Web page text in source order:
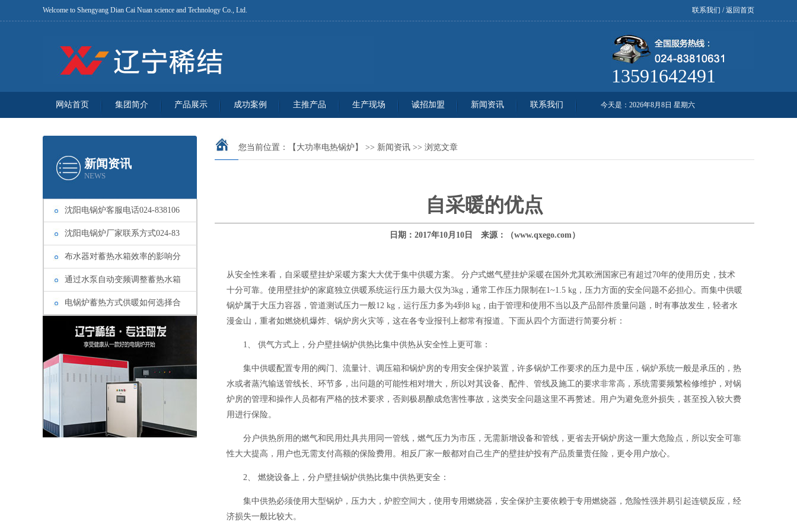
Welcome to Shengyang Dian Cai Nuan science and Technology Co., Ltd. 联系我们 /返回首页
13591642491
网站首页 集团简介 产品展示 成功案例 主推产品 生产现场 诚招加盟 新闻资讯 联系我们 今天是： 2026年8月8日 星期六
新闻资讯
NEWS
沈阳电锅炉客服电话024-838106
沈阳电锅炉厂家联系方式024-83
布水器对蓄热水箱效率的影响分
通过水泵自动变频调整蓄热水箱
电锅炉蓄热方式供暖如何选择合
您当前位置： 【大功率电热锅炉】 >> 新闻资讯 >> 浏览文章
自采暖的优点
日期：2017年10月10日 来源：（www.qxego.com）
从安全性来看，自采暖壁挂炉采暖方案大大优于集中供暖方案。 分户式燃气壁挂炉采暖在国外尤其欧洲国家已有超过70年的使用历史，技术
十分可靠。使用壁挂炉的家庭独立供暖系统运行压力最大仅为3kg，通常工作压力限制在1~1.5 kg，压力方面的安全问题不必担心。而集中供暖
锅炉属于大压力容器，管道测试压力一般12 kg，运行压力多为4到8 kg，由于管理和使用不当以及产品部件质量问题，时有事故发生，轻者水
漫金山，重者如燃烧机爆炸、锅炉房火灾等，这在各专业报刊上都常有报道。下面从四个方面进行简要分析：
1、 供气方式上，分户壁挂锅炉供热比集中供热从安全性上更可靠：
集中供暖配置专用的阀门、流量计、调压箱和锅炉房的专用安全保护装置，许多锅炉工作要求的压力是中压，锅炉系统一般是承压的，热
水或者蒸汽输送管线长、环节多，出问题的可能性相对增大，所以对其设备、配件、管线及施工的要求非常高，系统需要频繁检修维护，对锅
炉房的管理和操作人员都有严格的技术要求，否则极易酿成危害性事故，这类安全问题这里不再赘述。用户为避免意外损失，甚至投入较大费
用进行保险。
分户供热所用的燃气和民用灶具共用同一管线，燃气压力为市压，无需新增设备和管线，更省去开锅炉房这一重大危险点，所以安全可靠
性大大提高，用户也无需支付高额的保险费用。相反厂家一般都对自己生产的壁挂炉投有产品质量责任险，更令用户放心。
2、 燃烧设备上，分户壁挂锅炉供热比集中供热更安全：
集中供热必须使用大型锅炉，压力大，炉腔空间大，使用专用燃烧器，安全保护主要依赖于专用燃烧器，危险性强并易引起连锁反应，经
济损失一般比较大。